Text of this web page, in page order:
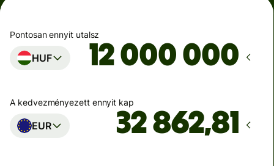
Pontosan ennyit utalsz
HUF
A kedvezményezett ennyit kap
EUR